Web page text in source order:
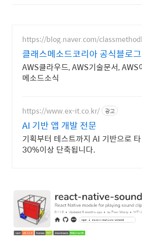
https://blog.naver.com/
클래스메소드코리아 공식블로그
AWS클라우드, AWS기술문서, AWS
메소드소식
https://www.ex-it.co.kr/ 광고
AI 기반 앱 개발 전문
기획부터 테스트까지 AI 기반으로
30%이상 단축됩니다.